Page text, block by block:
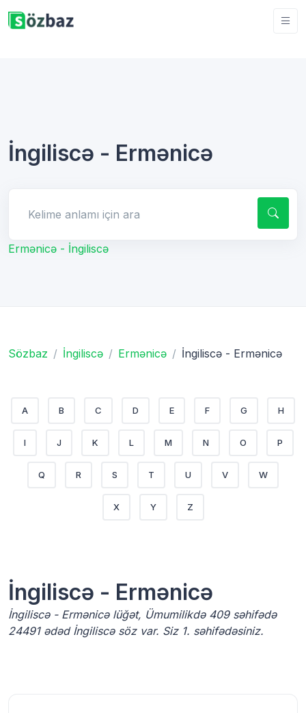
İngiliscə - Ermənicə
Ermənicə - İngiliscə
Sözbaz İngiliscə Ermənicə İngiliscə - Ermənicə
A B C D E F G H
I J K L M N O P
Q R S T U V W
X Y Z
İngiliscə - Ermənicə
İngiliscə - Ermənicə lüğət, Ümumilikdə 409 səhifədə
24491 ədəd İngiliscə söz var. Siz 1. səhifədəsiniz.